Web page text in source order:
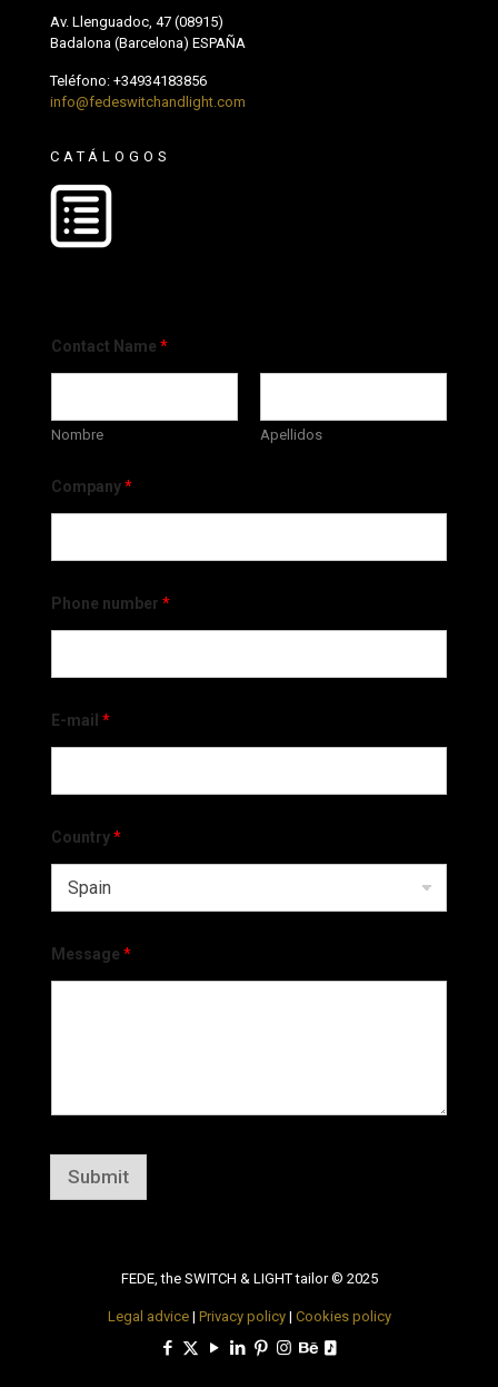
Av. Llenguadoc, 47 (08915)
Badalona (Barcelona) ESPAÑA
Teléfono: +34934183856
info@fedeswitchandlight.com
CATÁLOGOS
Contact Name *
Nombre Apellidos
Company*
Phone number *
E-mail *
Country*
Message *
Submit
FEDE, the SWITCH & LIGHT tailor © 2025
Legal advice| Privacy policy| Cookies policy